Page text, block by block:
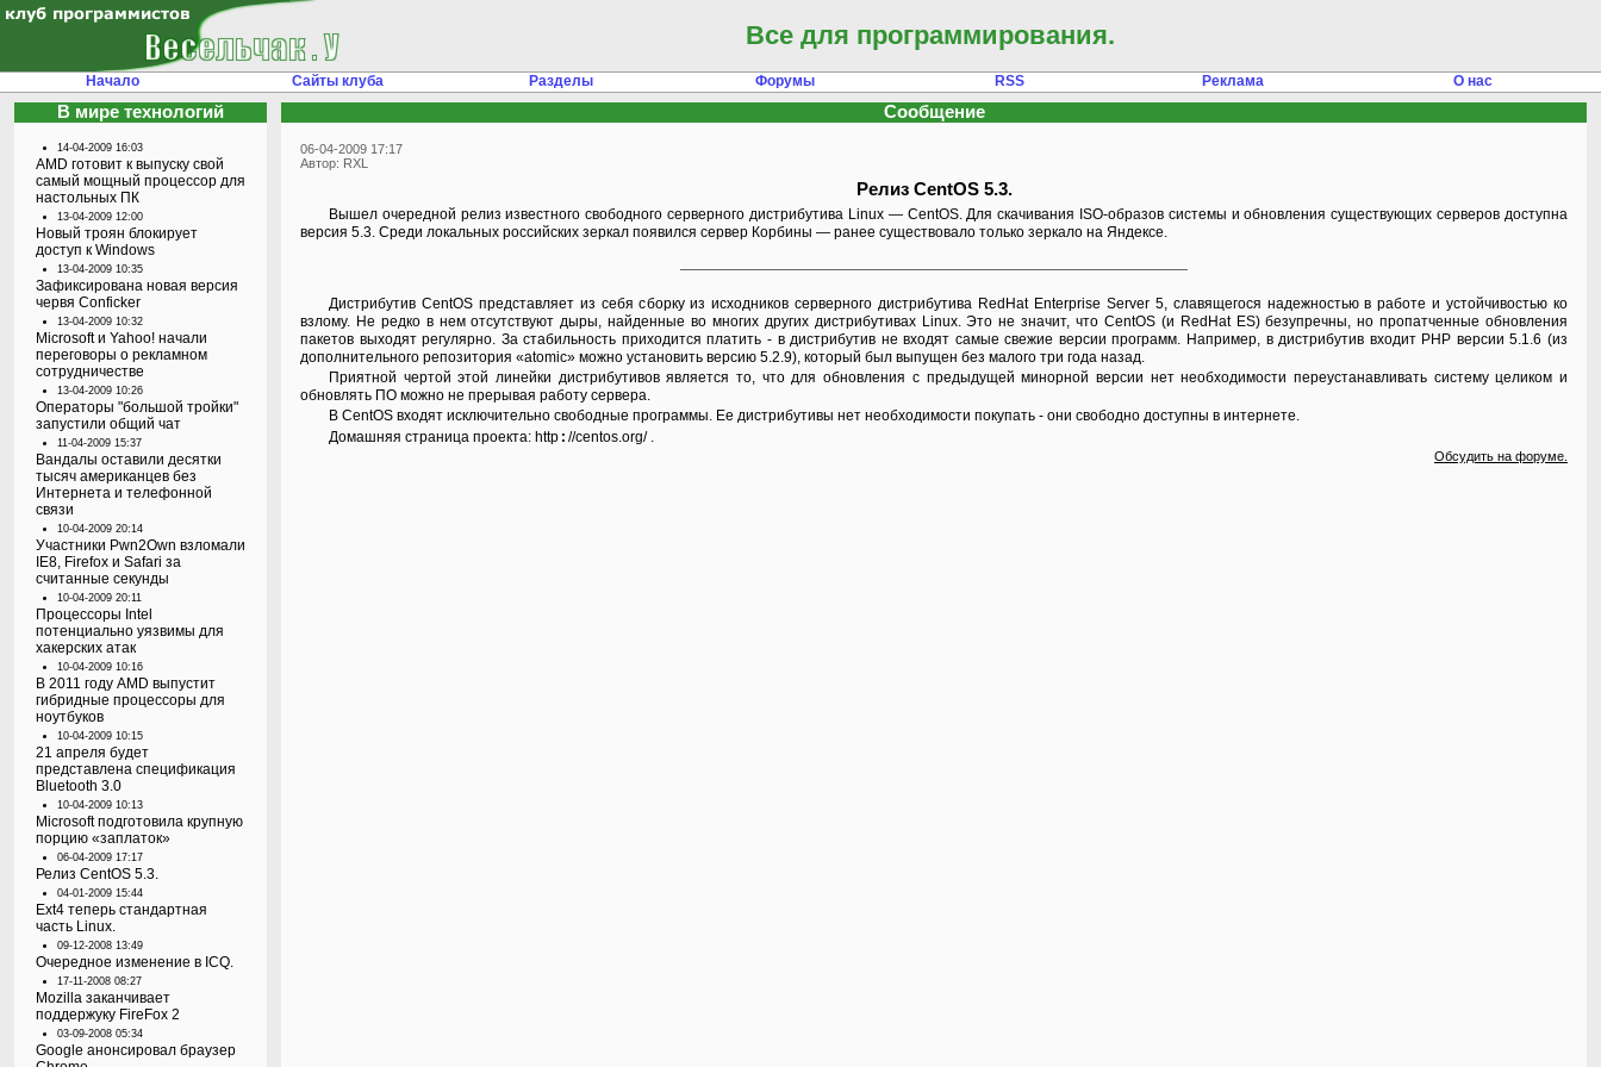
Все для программирования.
Начало Сайты клуба Разделы Форумы RSS Реклама О нас
В мире технологий
14-04-2009 16:03
AMD готовит к выпуску свой
самый мощный процессор для
настольных ПК
13-04-2009 12:00
Новый троян блокирует
доступ к Windows
13-04-2009 10:35
Зафиксирована новая версия
червя Conficker
13-04-2009 10:32
Microsoft и Yahoo! начали
переговоры о рекламном
сотрудничестве
13-04-2009 10:26
Операторы "большой тройки"
запустили общий чат
11-04-2009 15:37
Вандалы оставили десятки
тысяч американцев без
Интернета и телефонной
связи
10-04-2009 20:14
Участники Pwn2Own взломали
IE8, Firefox и Safari за
считанные секунды
10-04-2009 20:11
Процессоры Intel
потенциально уязвимы для
хакерских атак
10-04-2009 10:16
В 2011 году AMD выпустит
гибридные процессоры для
ноутбуков
10-04-2009 10:15
21 апреля будет
представлена спецификация
Bluetooth 3.0
10-04-2009 10:13
Microsoft подготовила крупную
порцию «заплаток»
06-04-2009 17:17
Релиз CentOS 5.3.
04-01-2009 15:44
Ext4 теперь стандартная
часть Linux.
09-12-2008 13:49
Очередное изменение в ICQ.
17-11-2008 08:27
Mozilla заканчивает
поддержуку FireFox 2
03-09-2008 05:34
Google анонсировал браузер
Сообщение
06-04-2009 17:17
Автор: RXL
Релиз CentOS 5.3.
Вышел очередной релиз известного свободного серверного дистрибутива Linux — CentOS. Для скачивания ISO-образов системы и обновления существующих серверов доступна
версия 5.3. Среди локальных российских зеркал появился сервер Корбины — ранее существовало только зеркало на Яндексе.
Дистрибутив CentOS представляет из себя сборку из исходников серверного дистрибутива RedHat Enterprise Server 5, славящегося надежностью в работе и устойчивостью ко
взлому. Не редко в нем отсутствуют дыры, найденные во многих других дистрибутивах Linux. Это не значит, что CentOS (и RedHat ES) безупречны, но пропатченные обновления
пакетов выходят регулярно. За стабильность приходится платить - в дистрибутив не входят самые свежие версии программ. Например, в дистрибутив входит PHP версии 5.1.6 (из
дополнительного репозитория «atomic» можно установить версию 5.2.9), который был выпущен без малого три года назад.
Приятной чертой этой линейки дистрибутивов является то, что для обновления с предыдущей минорной версии нет необходимости переустанавливать систему целиком и
обновлять ПО можно не прерывая работу сервера.
В CentOS входят исключительно свободные программы. Ее дистрибутивы нет необходимости покупать - они свободно доступны в интернете.
Домашняя страница проекта: http : //centos.org/ .
Обсудить на форуме.